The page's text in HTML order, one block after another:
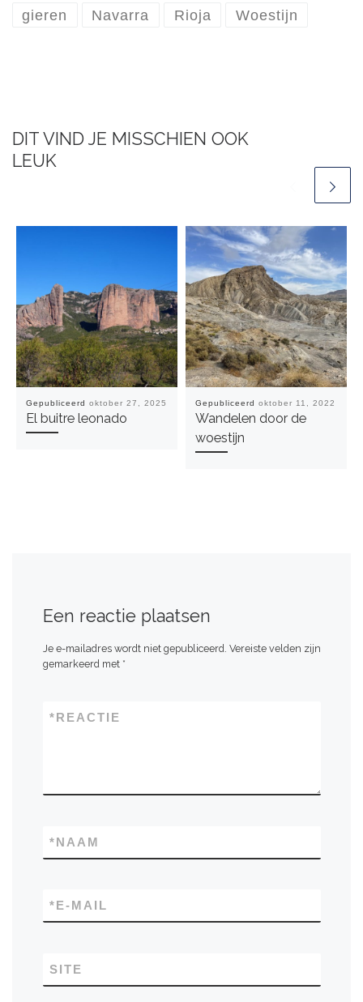
gieren Navarra Rioja Woestijn
DIT VIND JE MISSCHIEN OOK
LEUK
Gepubliceerd oktober 27, 2025
El buitre leonado
Gepubliceerd oktober 11, 2022
Wandelen door de
woestijn
Een reactie plaatsen
Je e-mailadres wordt niet gepubliceerd. Vereiste velden zijn
gemarkeerd met *
REACTIE
*
NAAM
*
E-MAIL
*
SITE